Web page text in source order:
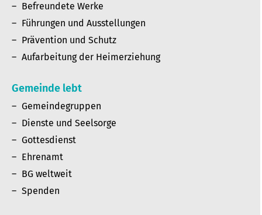
Befreundete Werke
Führungen und Ausstellungen
Prävention und Schutz
Aufarbeitung der Heimerziehung
Gemeinde lebt
Gemeindegruppen
Dienste und Seelsorge
Gottesdienst
Ehrenamt
BG weltweit
Spenden